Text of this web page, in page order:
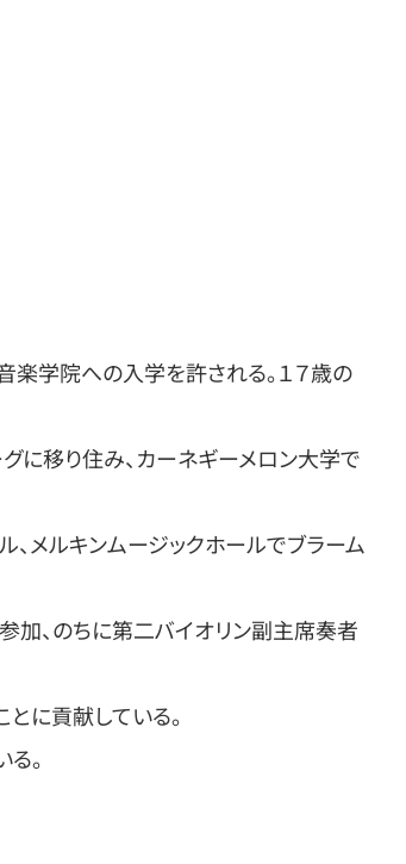
楽学院への入学を許される。１７歳の
に移り住み、カーネギーメロン大学で
メルキンムージックホールでブラーム
加、のちに第二バイオリン副主席奏者
に貢献している。
。